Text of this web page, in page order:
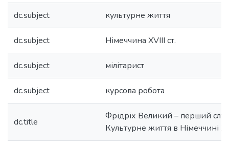
dc.subject культурне життя
dc.subject Німеччина XVIII ст.
dc.subject мілітарист
dc.subject курсова робота
dc.title
Фрідріх Великий – перший
Культурне життя в Німеччині